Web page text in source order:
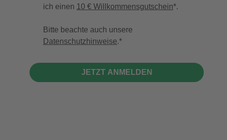
ich einen 10 € Willkommensgutschein*.
Bitte beachte auch unsere
Datenschutzhinweise.
JETZT ANMELDEN